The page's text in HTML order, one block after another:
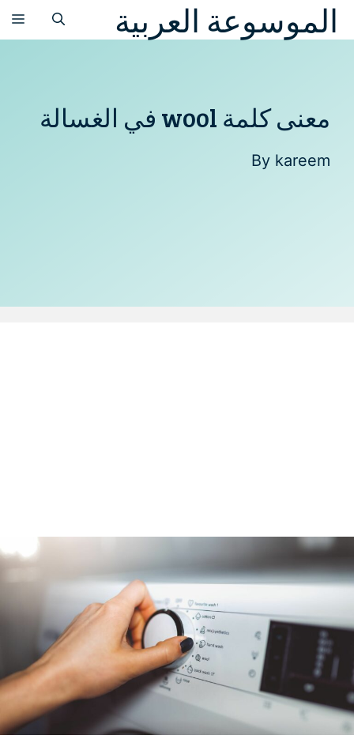
انتقلالموسوعة العربية
معنى كلمة wool في الغسالة
By kareem